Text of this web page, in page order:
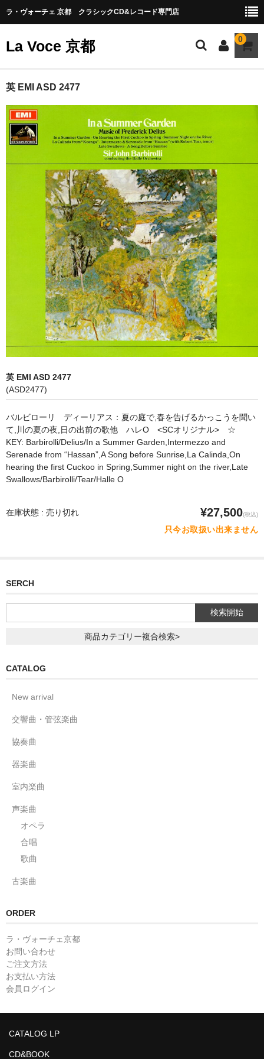
ラ・ヴォーチェ 京都 クラシックCD&レコード専門店
La Voce 京都 0
CATALOG LP
New arrival
交響曲・管弦楽曲
室内楽曲
器楽曲
声楽曲
合唱
オペラ
歌曲
古楽曲
CD&BOOK
ORDER
NEWS
CONTACT
英 EMI ASD 2477
英 EMI ASD 2477
(ASD2477)
バルビローリ ディーリアス：夏の庭で,春を告げるかっこうを聞い
て,川の夏の夜,日の出前の歌他 ハレO <SCオリジナル> ☆
KEY: Barbirolli/Delius/In a Summer Garden,Intermezzo and
Serenade from “Hassan”,A Song before Sunrise,La Calinda,On
hearing the first Cuckoo in Spring,Summer night on the river,Late
Swallows/Barbirolli/Tear/Halle O
在庫状態 : 売り切れ ¥27,500(税込)
只今お取扱い出来ません
SERCH
商品カテゴリー複合検索>
CATALOG
New arrival
交響曲・管弦楽曲
協奏曲
器楽曲
室内楽曲
声楽曲
オペラ
合唱
歌曲
古楽曲
ORDER
ラ・ヴォーチェ京都
お問い合わせ
ご注文方法
お支払い方法
会員ログイン
CATALOG LP
CD&BOOK